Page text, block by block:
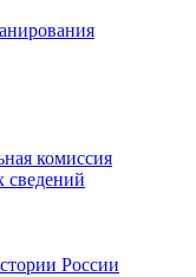
комиссия
сведений
России